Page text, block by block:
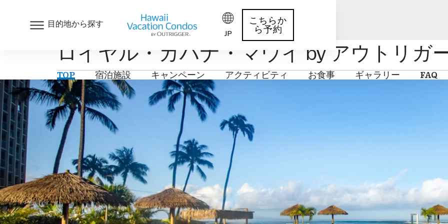
目的地から探す
JP
こちらか
ら予約
ロイヤル・カハナ・マウイ by アウトリガ
TOP 宿泊施設 キャンペーン アクティビティ お食事 ギャラリー FAQ